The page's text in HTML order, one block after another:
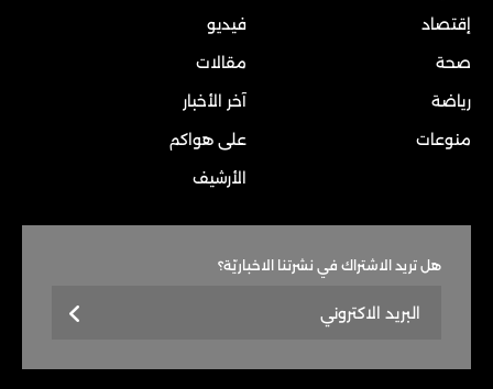
إقتصاد
صحة
رياضة
منوعات
فيديو
مقالات
آخر الأخبار
على هواكم
الأرشيف
هل تريد الاشتراك في نشرتنا الاخباريّة؟